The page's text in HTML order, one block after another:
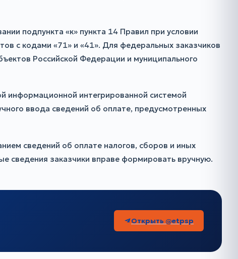
подпункта «к» пункта 14 Правил при условии
с кодами «71» и «41». Для федеральных заказчиков
Российской Федерации и муниципального
информационной интегрированной системой
ввода сведений об оплате, предусмотренных
сведений об оплате налогов, сборов и иных
сведения заказчики вправе формировать вручную.
Открыть @etpsp